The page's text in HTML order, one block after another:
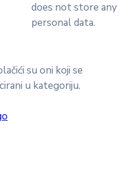
does not store any
personal data.
su oni koji se
u kategoriju.